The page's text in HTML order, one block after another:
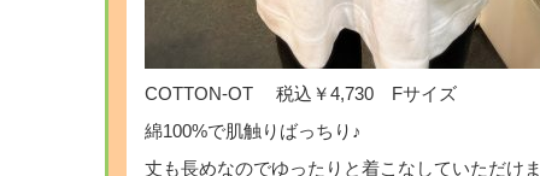
COTTON-OT 税込￥4,730 Fサイズ
綿100%で肌触りばっちり♪
丈も長めなのでゆったりと着こなしていただけ